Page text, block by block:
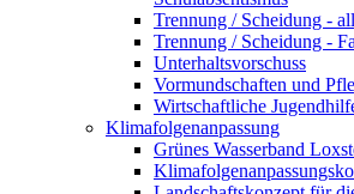
Trennung / Scheidung -
Trennung / Scheidung -
Unterhaltsvorschuss
Vormundschaften und
Wirtschaftliche
Klimafolgenanpassung
Grünes Wasserband